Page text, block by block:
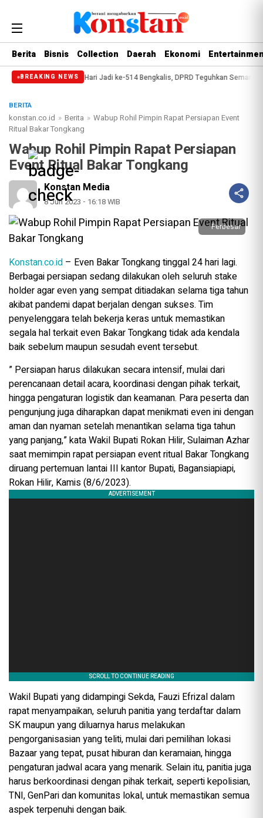
Berita Bisnis Collection Daerah Ekonomi
BREAKING NEWS
Paripurna Hari Jadi ke-514 Bengkalis, DPRD Teguhkan Semangat
BERITA
konstan.co.id » Berita » Wabup Rohil Pimpin Rapat Persiapan Event
Ritual Bakar Tongkang
Wabup Rohil Pimpin Rapat Persiapan
Event Ritual Bakar Tongkang
Konstan Media
8 Jun 2023 - 16:18 WIB
Perbesar
Konstan.co.id – Even Bakar Tongkang tinggal 24 hari lagi.
Berbagai persiapan sedang dilakukan oleh seluruh stake
holder agar even yang sempat ditiadakan selama tiga tahun
akibat pandemi dapat berjalan dengan sukses. Tim
penyelenggara telah bekerja keras untuk memastikan
segala hal terkait even Bakar Tongkang tidak ada kendala
baik sebelum maupun sesudah event tersebut.
” Persiapan harus dilakukan secara intensif, mulai dari
perencanaan detail acara, koordinasi dengan pihak terkait,
hingga pengaturan logistik dan keamanan. Para peserta dan
pengunjung juga diharapkan dapat menikmati even ini dengan
aman dan nyaman setelah menantikan selama tiga tahun
yang panjang,” kata Wakil Bupati Rokan Hilir, Sulaiman Azhar
saat memimpin rapat persiapan event ritual Bakar Tongkang
diruang pertemuan lantai III kantor Bupati, Bagansiapiapi,
Rokan Hilir, Kamis (8/6/2023).
Wakil Bupati yang didampingi Sekda, Fauzi Efrizal dalam
rapat menyampaikan, seluruh panitia yang terdaftar dalam
SK maupun yang diluarnya harus melakukan
pengorganisasian yang teliti, mulai dari pemilihan lokasi
Bazaar yang tepat, pusat hiburan dan keramaian, hingga
pengaturan jadwal acara yang menarik. Selain itu, panitia juga
harus berkoordinasi dengan pihak terkait, seperti kepolisian,
TNI, GenPari dan komunitas lokal, untuk memastikan semua
aspek terpenuhi dengan baik.